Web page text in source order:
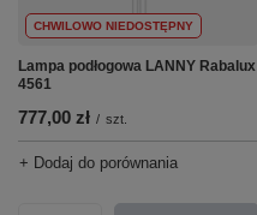
CHWILOWO NIEDOSTĘPNY
Lampa podłogowa LANNY Rabalux
4561
777,00 zł / szt.
+ Dodaj do porównania